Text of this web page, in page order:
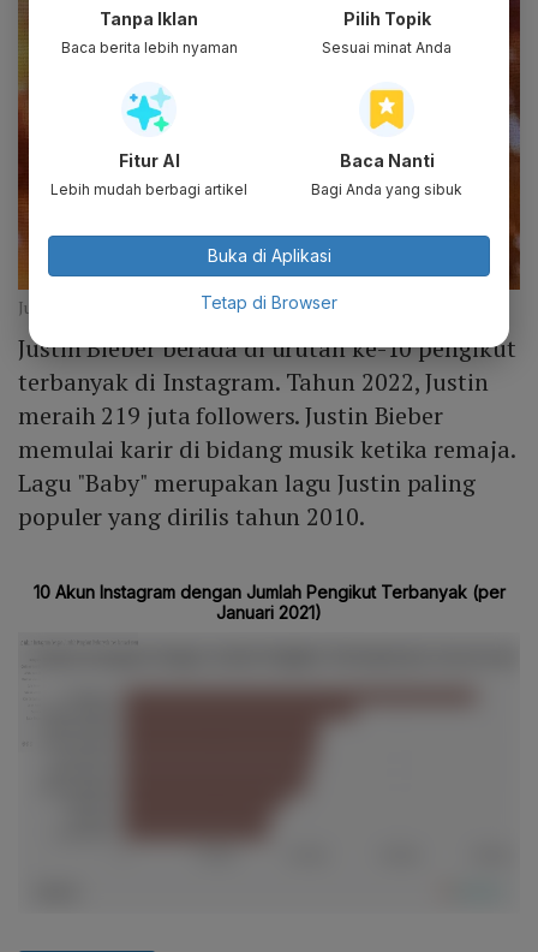
Justin Bieber (bbc.com)
Justin Bieber berada di urutan ke-10 pengikut
terbanyak di Instagram. Tahun 2022, Justin
meraih 219 juta followers. Justin Bieber
memulai karir di bidang musik ketika remaja.
Lagu "Baby" merupakan lagu Justin paling
populer yang dirilis tahun 2010.
Tanpa Iklan
Baca berita lebih nyaman
Pilih Topik
Sesuai minat Anda
Fitur AI
Lebih mudah berbagi artikel
Baca Nanti
Bagi Anda yang sibuk
Buka di Aplikasi
Tetap di Browser